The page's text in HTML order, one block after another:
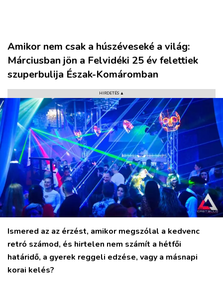
VÁROS
RÉGIÓ
SPORT
KULTÚRA
PODCAST
Amikor nem csak a húszéveseké a világ:
Márciusban jön a Felvidéki 25 év felettiek
szuperbulija Észak-Komáromban
HIRDETÉS ▲
Ismered az az érzést, amikor megszólal a kedvenc
retró számod, és hirtelen nem számít a hétfői
határidő, a gyerek reggeli edzése, vagy a másnapi
korai kelés?